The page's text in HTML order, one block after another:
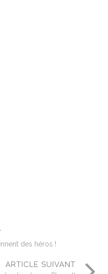
des héros !
ARTICLE SUIVANT